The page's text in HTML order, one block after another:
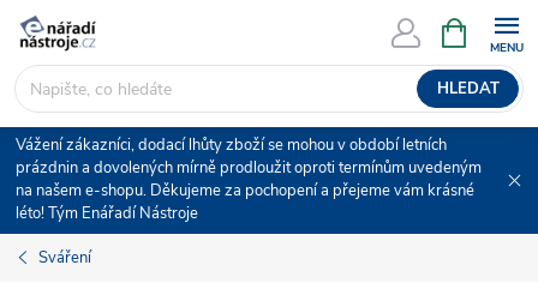
Přejít
obsah
HLEDAT
NÁKUPNÍ
KOŠÍK
Vážení zákazníci, dodací lhůty zboží se mohou v období letních
prázdnin a dovolených mírně prodloužit oproti termínům uvedeným
na našem e-shopu. Děkujeme za pochopení a přejeme vám krásné
léto! Tým Enářadí Nástroje
Sváření